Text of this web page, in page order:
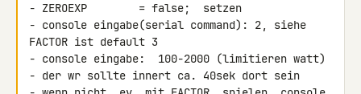
- ZEROEXP        = false;  setzen
- console eingabe(serial command): 2, siehe
FACTOR ist default 3
- console eingabe:  100-2000 (limitieren watt)
- der wr sollte innert ca. 40sek dort sein